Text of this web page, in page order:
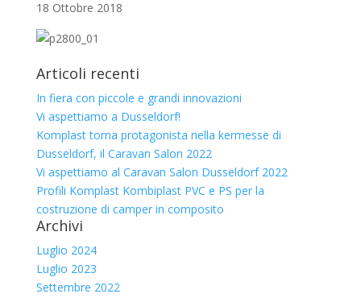
18 Ottobre 2018
Articoli recenti
In fiera con piccole e grandi innovazioni
Vi aspettiamo a Dusseldorf!
Komplast torna protagonista nella kermesse di
Dusseldorf, il Caravan Salon 2022
Vi aspettiamo al Caravan Salon Dusseldorf 2022
Profili Komplast Kombiplast PVC e PS per la
costruzione di camper in composito
Archivi
Luglio 2024
Luglio 2023
Settembre 2022